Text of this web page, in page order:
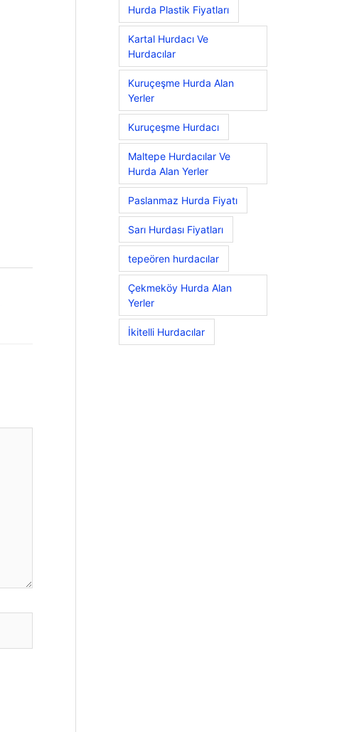
Hurda Plastik Fiyatları
Kartal Hurdacı Ve
Hurdacılar
Kuruçeşme Hurda Alan
Yerler
Kuruçeşme Hurdacı
Maltepe Hurdacılar Ve
Hurda Alan Yerler
Paslanmaz Hurda Fiyatı
Sarı Hurdası Fiyatları
tepeören hurdacılar
Çekmeköy Hurda Alan
Yerler
İkitelli Hurdacılar